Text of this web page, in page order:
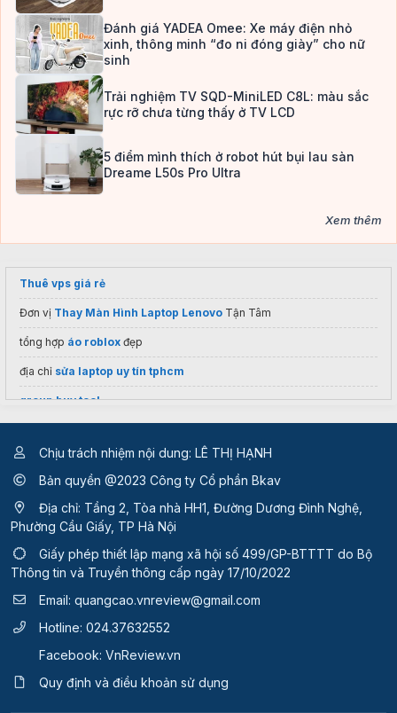
Đánh giá YADEA Omee: Xe máy điện nhỏ
xinh, thông minh “đo ni đóng giày” cho nữ
sinh
Trải nghiệm TV SQD-MiniLED C8L: màu sắc
rực rỡ chưa từng thấy ở TV LCD
5 điểm mình thích ở robot hút bụi lau sàn
Dreame L50s Pro Ultra
Xem thêm
Thuê vps giá rẻ
Đơn vị Thay Màn Hình Laptop Lenovo Tận Tâm
tổng hợp áo roblox đẹp
địa chỉ sửa laptop uy tín tphcm
group buy tool
Giảm giá cực sốc chopc giá rẻở Hoàng Hà PC
https://zingserver.com/vps-anh
Chịu trách nhiệm nội dung: LÊ THỊ HẠNH
Bản quyền @2023 Công ty Cổ phần Bkav
Địa chỉ: Tầng 2, Tòa nhà HH1, Đường Dương Đình Nghệ,
Phường Cầu Giấy, TP Hà Nội
Giấy phép thiết lập mạng xã hội số 499/GP-BTTTT do Bộ
Thông tin và Truyền thông cấp ngày 17/10/2022
Email: quangcao.vnreview@gmail.com
Hotline: 024.37632552
Facebook: VnReview.vn
Quy định và điều khoản sử dụng